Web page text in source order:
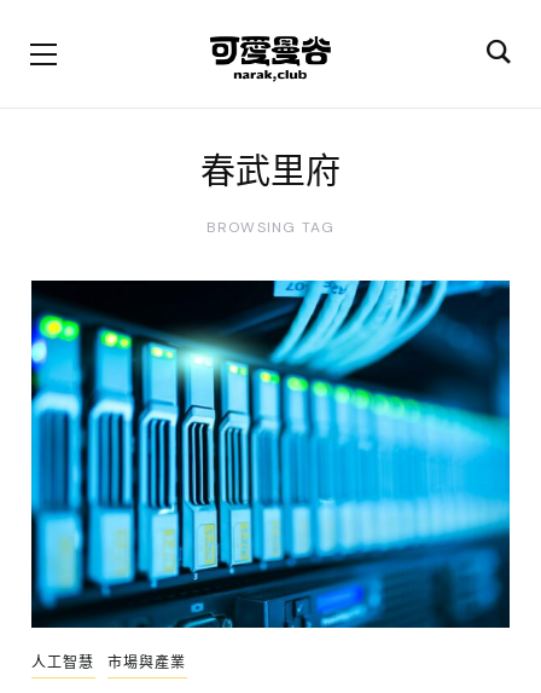
春武里府
BROWSING TAG
人工智慧 市場與產業